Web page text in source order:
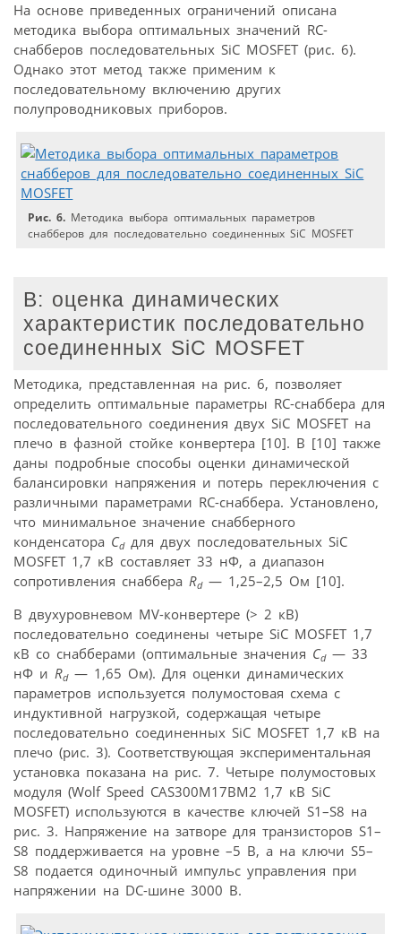
На основе приведенных ограничений описана
методика выбора оптимальных значений RC-
снабберов последовательных SiC MOSFET (рис. 6).
Однако этот метод также применим к
последовательному включению других
полупроводниковых приборов.
Рис. 6. Методика выбора оптимальных параметров
снабберов для последовательно соединенных SiC MOSFET
В: оценка динамических
характеристик последовательно
соединенных SiC MOSFET
Методика, представленная на рис. 6, позволяет
определить оптимальные параметры RC-снаббера для
последовательного соединения двух SiC MOSFET на
плечо в фазной стойке конвертера [10]. В [10] также
даны подробные способы оценки динамической
балансировки напряжения и потерь переключения с
различными параметрами RC-снаббера. Установлено,
что минимальное значение снабберного
конденсатора Cdдля двух последовательных SiC
MOSFET 1,7 кВ составляет 33 нФ, а диапазон
сопротивления снаббера Rd— 1,25–2,5 Ом [10].
В двухуровневом MV-конвертере (> 2 кВ)
последовательно соединены четыре SiC MOSFET 1,7
кВ со снабберами (оптимальные значения Cd— 33
нФ и Rd— 1,65 Ом). Для оценки динамических
параметров используется полумостовая схема с
индуктивной нагрузкой, содержащая четыре
последовательно соединенных SiC MOSFET 1,7 кВ на
плечо (рис. 3). Соответствующая экспериментальная
установка показана на рис. 7. Четыре полумостовых
модуля (Wolf Speed CAS300M17BM2 1,7 кВ SiC
MOSFET) используются в качестве ключей S1–S8 на
рис. 3. Напряжение на затворе для транзисторов S1–
S8 поддерживается на уровне –5 В, а на ключи S5–
S8 подается одиночный импульс управления при
напряжении на DC-шине 3000 В.